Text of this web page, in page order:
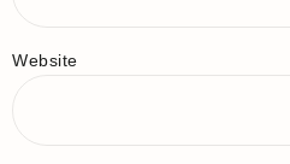
Website